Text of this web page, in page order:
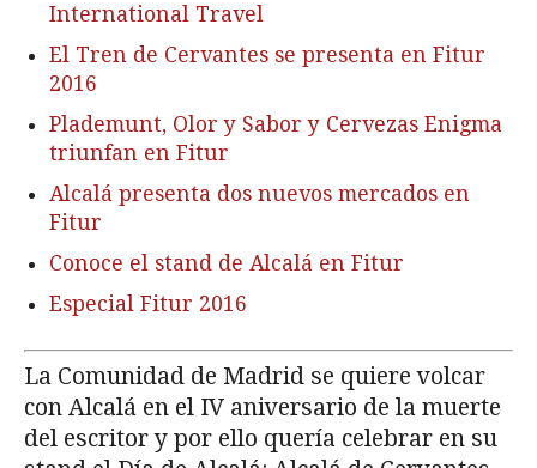
International Travel
El Tren de Cervantes se presenta en Fitur
2016
Plademunt, Olor y Sabor y Cervezas Enigma
triunfan en Fitur
Alcalá presenta dos nuevos mercados en
Fitur
Conoce el stand de Alcalá en Fitur
Especial Fitur 2016
La Comunidad de Madrid se quiere volcar
con Alcalá en el IV aniversario de la muerte
del escritor y por ello quería celebrar en su